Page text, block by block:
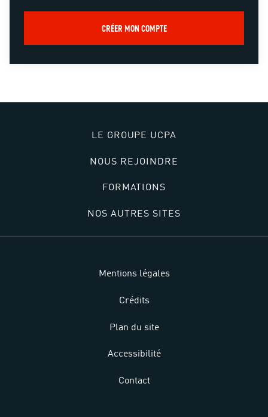
CRÉER MON COMPTE
LE GROUPE UCPA
NOUS REJOINDRE
FORMATIONS
NOS AUTRES SITES
Mentions légales
Crédits
Plan du site
Accessibilité
Contact